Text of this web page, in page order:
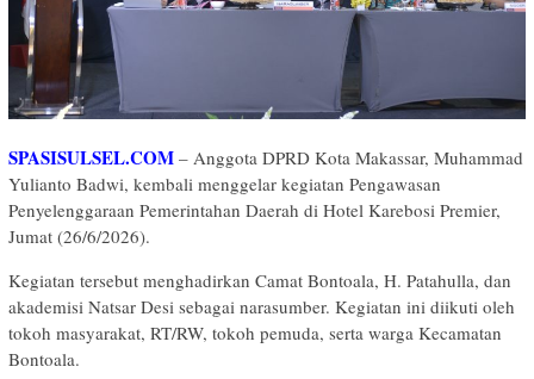
SPASISULSEL.COM – Anggota DPRD Kota Makassar, Muhammad
Yulianto Badwi, kembali menggelar kegiatan Pengawasan
Penyelenggaraan Pemerintahan Daerah di Hotel Karebosi Premier,
Jumat (26/6/2026).
Kegiatan tersebut menghadirkan Camat Bontoala, H. Patahulla, dan
akademisi Natsar Desi sebagai narasumber. Kegiatan ini diikuti oleh
tokoh masyarakat, RT/RW, tokoh pemuda, serta warga Kecamatan
Bontoala.